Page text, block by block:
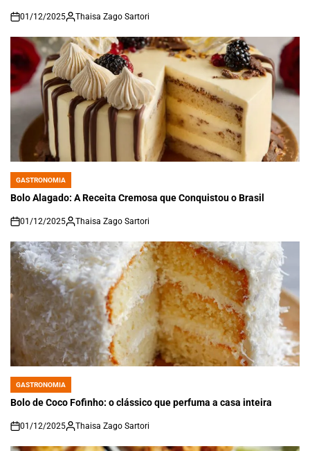
on
01/12/2025 Thaisa Zago Sartori
POSTED
IN
GASTRONOMIA
Bolo Alagado: A Receita Cremosa que Conquistou o Brasil
on
01/12/2025 Thaisa Zago Sartori
POSTED
IN
GASTRONOMIA
Bolo de Coco Fofinho: o clássico que perfuma a casa inteira
on
01/12/2025 Thaisa Zago Sartori